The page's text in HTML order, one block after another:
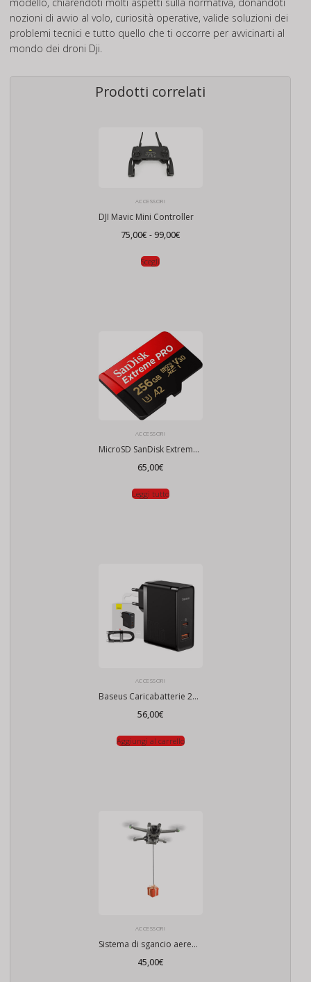
nozioni di avvio al volo, curiosità operative, valide soluzioni dei
problemi tecnici e tutto quello che ti occorre per avvicinarti al
mondo dei droni Dji.
Prodotti correlati
ACCESSORI
DJI Mavic Mini Controller
75,00€ - 99,00€Fascia
Scegli
ACCESSORI
MicroSD SanDisk Extreme PRO 256Gb
65,00€
Leggi tutto
ACCESSORI
Baseus Caricabatterie 220v USB-C + USB, 100W
56,00€
Aggiungi al carrello
ACCESSORI
Sistema di sgancio aereo per DJI Mini 3/Mini 3 Pro/Mini 4K/Mini 2/Mini 2 SE
45,00€